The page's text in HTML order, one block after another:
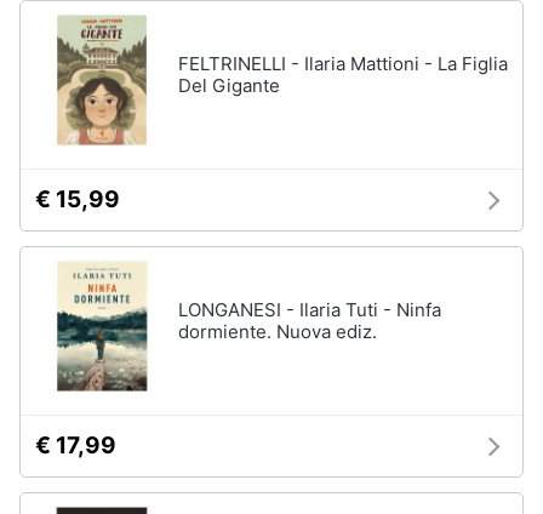
FELTRINELLI - Ilaria Mattioni - La Figlia
Del Gigante
€ 15,99
LONGANESI - Ilaria Tuti - Ninfa
dormiente. Nuova ediz.
€ 17,99